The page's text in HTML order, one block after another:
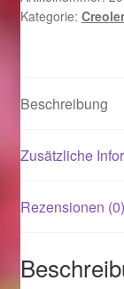
Magisches und
Mein Konto
Logout
2
Kategorie:
Beschreibung
Zusätzliche
Rezensionen (0)